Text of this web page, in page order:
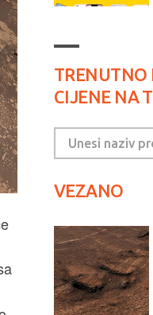
CIJENE NA
VEZANO